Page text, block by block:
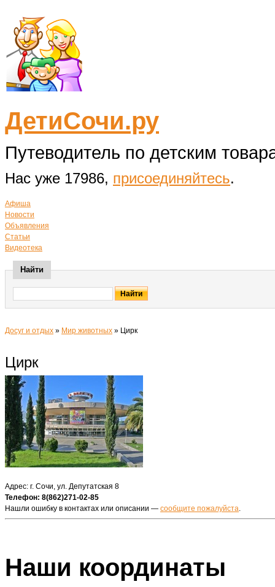
ДетиСочи.ру
Путеводитель по детским
Нас уже 17986, присоединяйтесь.
Афиша
Новости
Объявления
Статьи
Видеотека
Найти
Досуг и отдых » Мир животных » Цирк
Цирк
Адрес: г. Сочи, ул. Депутатская 8
Телефон: 8(862)271-02-85
Нашли ошибку в контактах или описании — сообщите пожалуйста.
Наши координаты